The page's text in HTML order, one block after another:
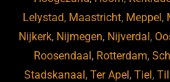
Lelystad, Maastricht, Meppel ,
Nijkerk, Nijmegen, Nijverdal ,
Roosendaal , Rotterdam,
Stadskanaal ,Ter Apel ,Tiel ,